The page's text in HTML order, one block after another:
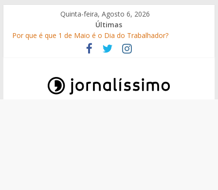
content
Quinta-feira, Agosto 6, 2026
Últimas
Por que é que 1 de Maio é o Dia do Trabalhador?
25 Perguntas sobre o 25 de Abril
Como surgiram os gelados?
10 de Junho, Dia de Portugal: a história, as origens, o que se